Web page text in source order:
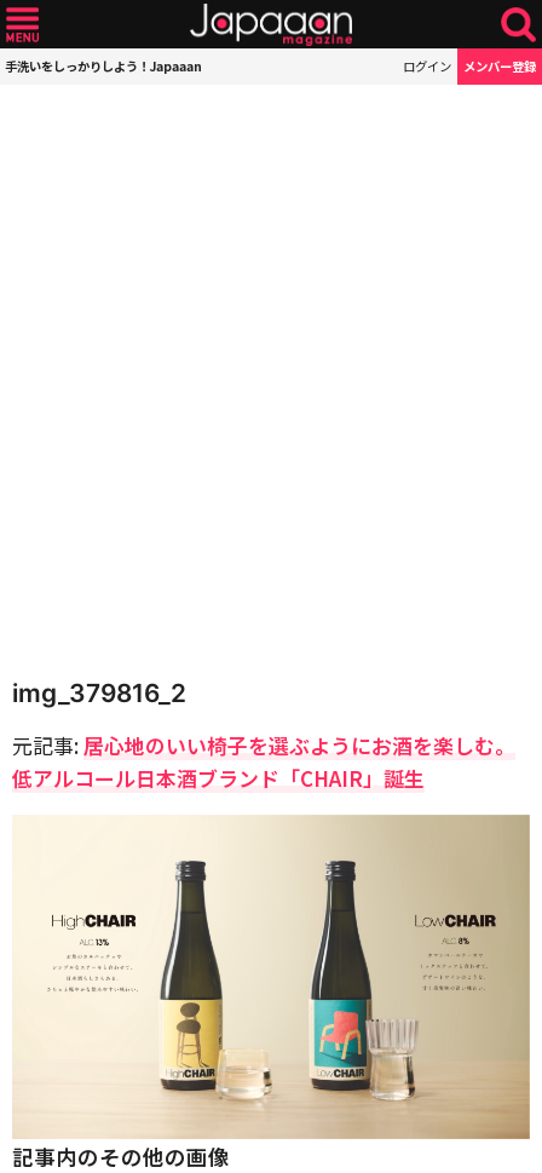
手洗いをしっかりしよう！Japaaan ログイン メンバー登録
img_379816_2
元記事:居心地のいい椅子を選ぶようにお酒を楽しむ。
低アルコール日本酒ブランド「CHAIR」誕生
記事内のその他の画像